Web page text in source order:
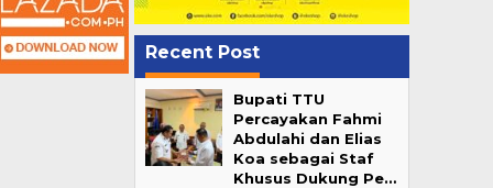
Recent Post
Bupati TTU
Percayakan Fahmi
Abdulahi dan Elias
Koa sebagai Staf
Khusus Dukung Pe…